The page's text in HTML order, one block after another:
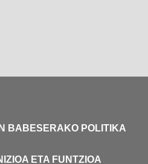
BABESERAKO POLITIKA
ETA FUNTZIOA